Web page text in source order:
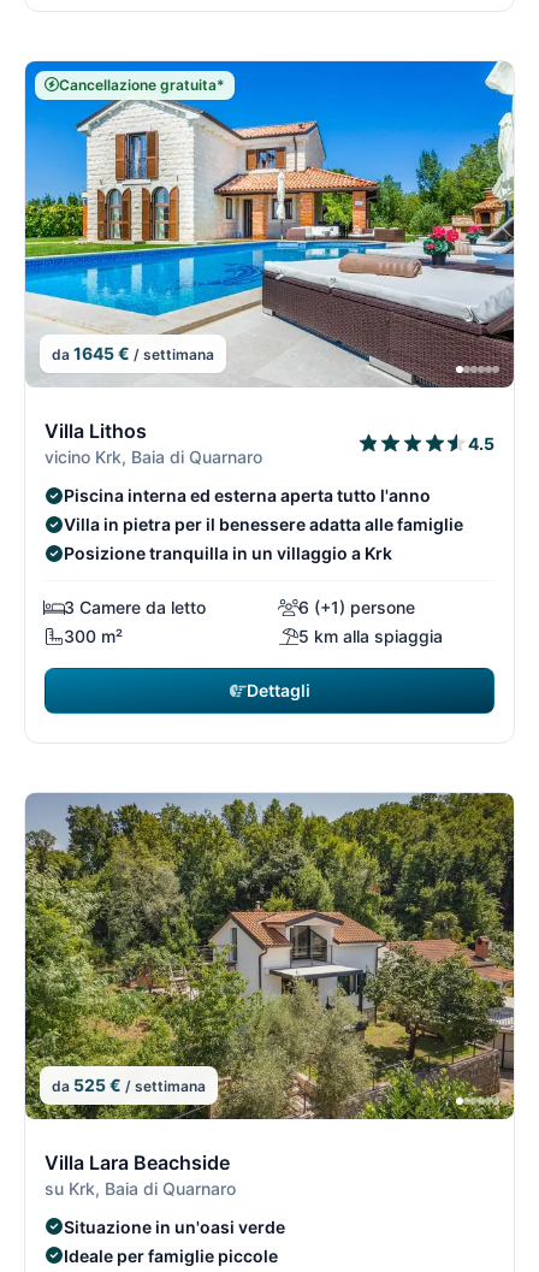
Cancellazione gratuita*
da 1645 € / settimana
Villa Lithos
vicino Krk, Baia di Quarnaro
4.5
Piscina interna ed esterna aperta tutto l'anno
Villa in pietra per il benessere adatta alle famiglie
Posizione tranquilla in un villaggio a Krk
3 Camere da letto
6 (+1) persone
300 m²
5 km alla spiaggia
Dettagli
da 525 € / settimana
Villa Lara Beachside
su Krk, Baia di Quarnaro
Situazione in un'oasi verde
Ideale per famiglie piccole